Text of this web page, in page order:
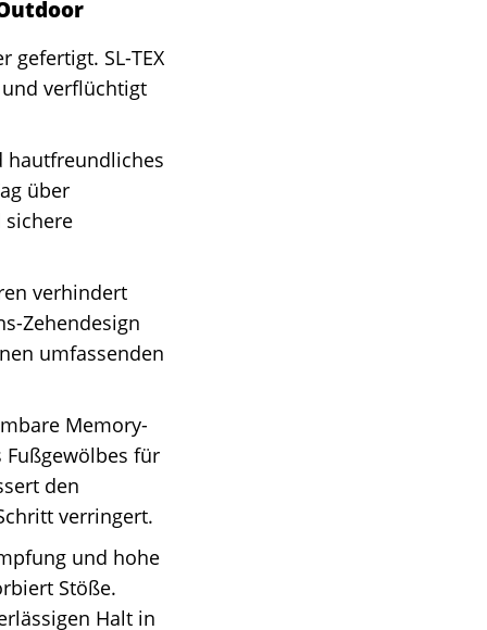
SL-TEX
verflüchtigt
hautfreundliches
über
sichere
verhindert
Zehendesign
umfassenden
Memory-
Fußgewölbes für
den
verringert.
und hohe
Stöße.
Halt in